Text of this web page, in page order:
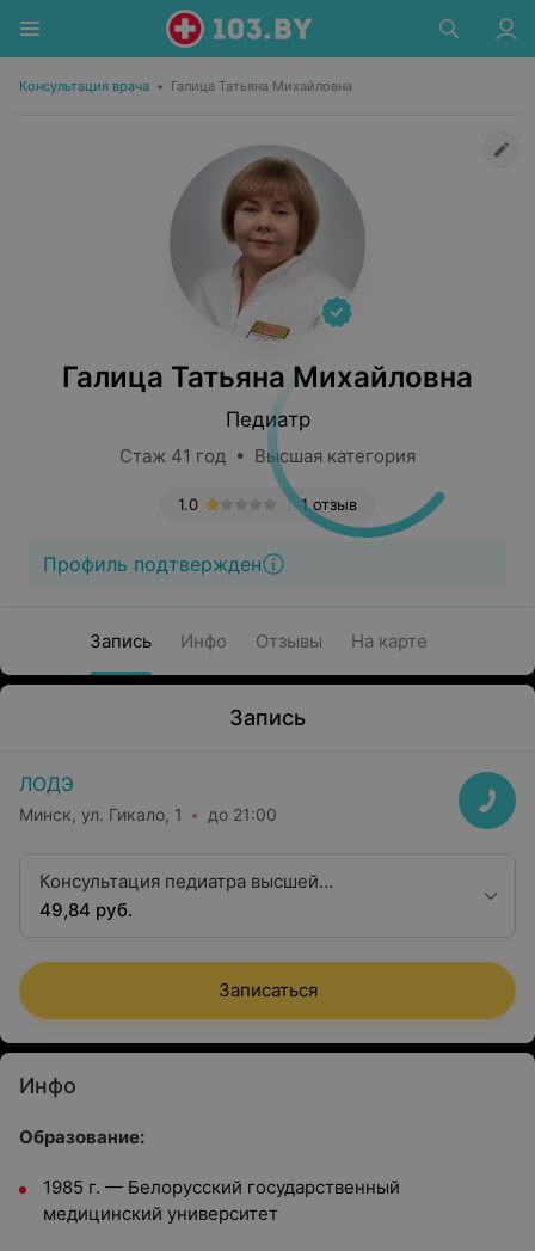
Консультация врача • Галица Татьяна Михайловна
Галица Татьяна Михайловна
Педиатр
Стаж 41 год • Высшая категория
1 отзыв
1.0
Профиль подтвержден
Запись Инфо Отзывы На карте
Запись
ЛОДЭ
Минск, ул. Гикало, 1 до 21:00
Консультация педиатра высшей
квалификационной категории
49,84 руб.
Записаться
Инфо
Образование:
1985 г. — Белорусский государственный
медицинский университет